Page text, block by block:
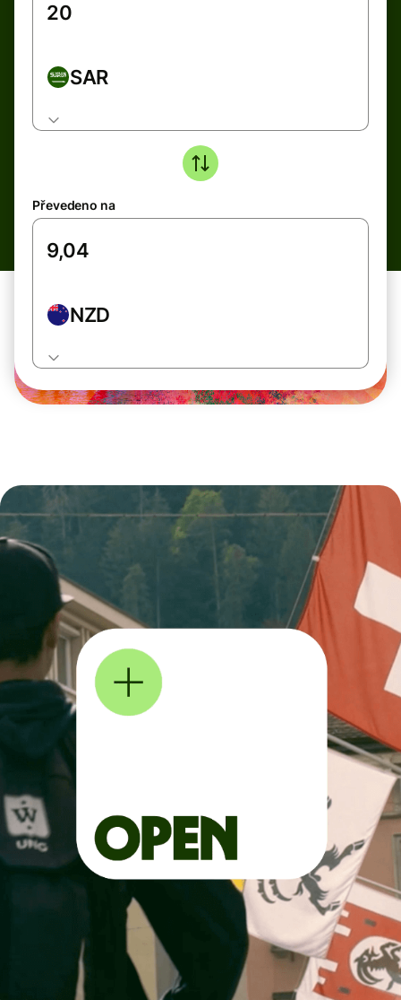
SAR
Převedeno na
NZD